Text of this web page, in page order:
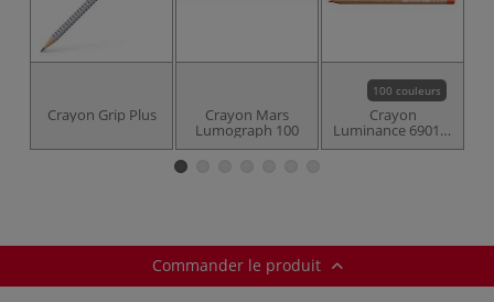
Crayon Grip Plus Crayon Mars
Lumograph 100
100 couleurs
Crayon
Luminance 6901®
de Caran d'Ache
Commander le produit